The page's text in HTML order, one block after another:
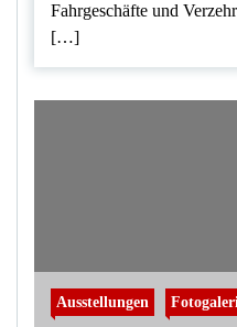
Fahrgeschäfte und
[…]
Ausstellungen